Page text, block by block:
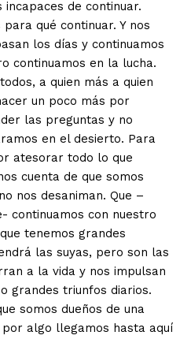
de continuar.
qué continuar. Y nos
los días y continuamos
continuamos en la lucha.
a quien más a quien
un poco más por
las preguntas y no
en el desierto. Para
atesorar todo lo que
cuenta de que somos
nos desaniman. Que –
continuamos con nuestro
tenemos grandes
las suyas, pero son las
a la vida y nos impulsan
grandes triunfos diarios.
somos dueños de una
algo llegamos hasta aquí